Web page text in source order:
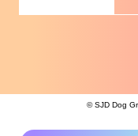
© SJD Dog